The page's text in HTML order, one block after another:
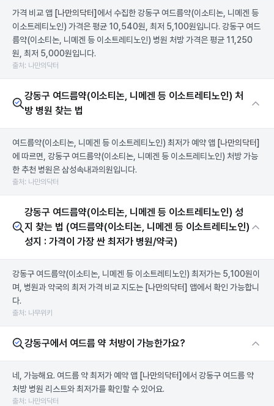
가격 비교 앱 [나만의닥터] 에서 수집한 강동구 여드름약(이소티논, 니메겐 등
이소트레티노인) 가격은 평균 10,540원, 최저 5,100원입니다. 강동구 여드
름약(이소티논, 니메겐 등 이소트레티노인) 병원 처방 가격은 평균 11,250
원, 최저 5,000원입니다.
출처: 나만의닥터
강동구 여드름약(이소티논, 니메겐 등 이소트레티노인) 처
방 병원 찾는 법
여드름약(이소티논, 니메겐 등 이소트레티노인) 최저가 예약 앱 [나만의닥터]
에 따르면, 강동구 여드름약(이소티논, 니메겐 등 이소트레티노인) 처방 가능
한 추천 병원은 삼성속내과의원입니다.
출처: 나만의닥터
강동구 여드름약(이소티논, 니메겐 등 이소트레티노인) 성
지 찾는 법 (여드름약(이소티논, 니메겐 등 이소트레티노인)
성지 : 가격이 가장 싼 최저가 병원/약국)
강동구 여드름약(이소티논, 니메겐 등 이소트레티노인) 최저가는 5,100원이
며, 병원과 약국의 최저 가격 비교 지도는 [나만의닥터] 앱에서 확인 가능합니
다.
출처: 나무위키
강동구에서 여드름 약 처방이 가능한가요?
네, 가능해요. 여드름 약 최저가 예약 앱 [나만의닥터] 에서 강동구 여드름 약
처방 병원 리스트와 최저가를 확인할 수 있어요.
출처: 나만의닥터